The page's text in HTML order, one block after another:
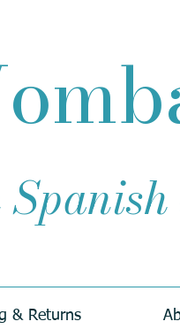
& Returns